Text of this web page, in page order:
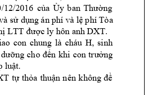
12/2016    

LTT  anh DXT.
    H, sinh
     

     